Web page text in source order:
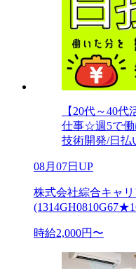
【20代～40
仕事☆週5で
技術開発/日払
08月07日UP
株式会社綜合キャ
時給2,000円〜